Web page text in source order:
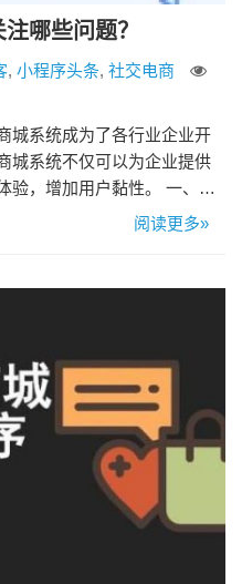
哪些问题？
, 小程序头条, 社交电商
城系统成为了各行业企业开
城系统不仅可以为企业提供
验，增加用户黏性。 一、用
成功的关键因素之一。在开
和隐私安全，建立健全的用
阅读更多»